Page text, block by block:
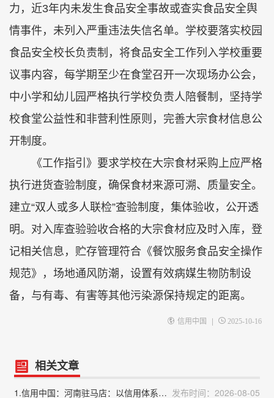
力，近3年内未发生食品安全事故或查实食品安全舆
情事件，未列入严重违法失信名单。学校要落实校园
食品安全校长负责制，将食品安全工作列入学校重要
议事内容，每学期至少在食堂召开一次现场办公会，
中小学和幼儿园严格执行学校负责人陪餐制，坚持学
校食堂公益性和非营利性原则，完善大宗食材信息公
开制度。
《工作指引》要求学校在大宗食材采购上应严格
执行进货查验制度，确保食材来源可溯、质量安全。
建立“双人或多人联检”查验制度，集体验收，公开透
明。对入库查验验收合格的大宗食材应及时入库，登
记相关信息，贮存管理符合《餐饮服务食品安全操作
规范》，场地通风防潮，设置有效病媒生物防制设
备，与有毒、有害等其他污染源保持规定的距离。
信用中国 | 2025-10-16
相关文章
1.信用中国：河南驻马店：以信用体系建设打造营商环境“金字招牌” 发布时间：2026-08-05